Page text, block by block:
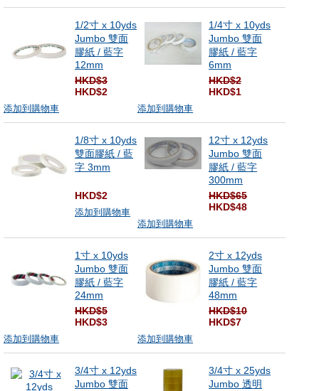
1/2寸 x 10yds
Jumbo 雙面
膠紙 / 藍字
12mm
HKD$3
HKD$2
添加到購物車
1/4寸 x 10yds
Jumbo 雙面
膠紙 / 藍字
6mm
HKD$2
HKD$1
添加到購物車
1/8寸 x 10yds
雙面膠紙 / 藍
字 3mm
HKD$2
添加到購物車
12寸 x 12yds
Jumbo 雙面
膠紙 / 藍字
300mm
HKD$65
HKD$48
添加到購物車
1寸 x 10yds
Jumbo 雙面
膠紙 / 藍字
24mm
HKD$5
HKD$3
添加到購物車
2寸 x 12yds
Jumbo 雙面
膠紙 / 藍字
48mm
HKD$10
HKD$7
添加到購物車
3/4寸 x 12yds
Jumbo 雙面
3/4寸 x 25yds
Jumbo 透明